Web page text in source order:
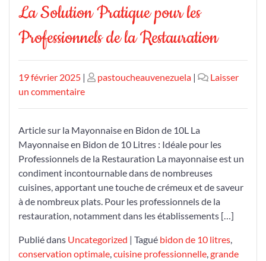
La Solution Pratique pour les
Professionnels de la Restauration
Publié
le
19 février 2025 | Publié
pastoucheauvenezuela |
Laisser
un commentairesur
Bidon
de
10
Litres
:
La
Solution
pour
Article sur la Mayonnaise en Bidon de 10L La
Mayonnaise en Bidon de 10 Litres : Idéale pour les
Professionnels de la Restauration La mayonnaise est un
condiment incontournable dans de nombreuses
cuisines, apportant une touche de crémeux et de saveur
à de nombreux plats. Pour les professionnels de la
restauration, notamment dans les établissements […]
Publié dans Uncategorized | Tagué bidon de 10 litres
conservation optimale cuisine professionnelle grande